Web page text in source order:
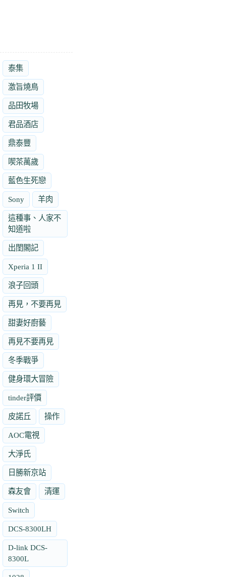
泰集
激旨燒鳥
品田牧場
君品酒店
鼎泰豐
喫茶萬歲
藍色生死戀
Sony 羊肉
這種事、人家不
知道啦
出閨閣記
Xperia 1 II
浪子回頭
再見，不要再見
甜妻好廚藝
再見不要再見
冬季戰爭
健身環大冒險
tinder評價
皮諾丘 操作
AOC電視
大淨氏
日勝新京站
森友會 清運
Switch
DCS-8300LH
D-link DCS-
8300L